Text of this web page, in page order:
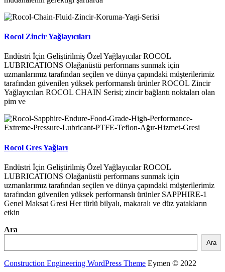
Rocol Zincir Yağlayıcıları
Endüstri İçin Geliştirilmiş Özel Yağlayıcılar ROCOL
LUBRICATIONS Olağanüstü performans sunmak için
uzmanlarımız tarafından seçilen ve dünya çapındaki müşterilerimiz
tarafından güvenilen yüksek performanslı ürünler ROCOL Zincir
Yağlayıcıları ROCOL CHAIN Serisi; zincir bağlantı noktaları olan
pim ve
Rocol Gres Yağları
Endüstri İçin Geliştirilmiş Özel Yağlayıcılar ROCOL
LUBRICATIONS Olağanüstü performans sunmak için
uzmanlarımız tarafından seçilen ve dünya çapındaki müşterilerimiz
tarafından güvenilen yüksek performanslı ürünler SAPPHIRE-1
Genel Maksat Gresi Her türlü bilyalı, makaralı ve düz yatakların
etkin
Ara
Ara
Construction Engineering WordPress Theme Eymen © 2022